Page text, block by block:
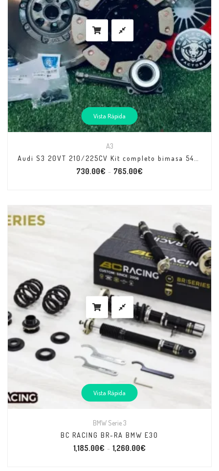
Vista Rápida
A3
730.00€ – 765.00€
Vista Rápida
BMW Serie 3
BC RACING BR-RA BMW E30
1,185.00€ – 1,260.00€